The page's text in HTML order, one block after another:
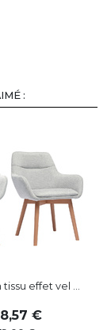
:
tissu effet vel ...
,57